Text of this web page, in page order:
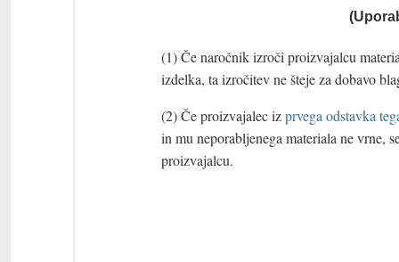
(1) Če naročnik izroči proizvajalcu
izdelka, ta izročitev ne šteje za dobavo
(2) Če proizvajalec izprvega odstavka
in mu neporabljenega materiala ne vrne,
proizvajalcu.